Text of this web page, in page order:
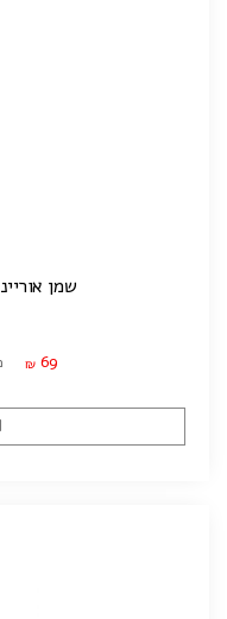
שמן
₪ 69